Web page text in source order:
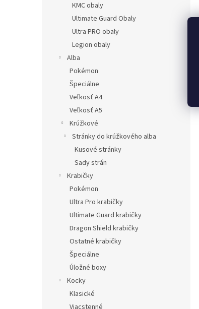
KMC obaly
Ultimate Guard Obaly
Ultra PRO obaly
Legion obaly
Alba
Pokémon
Špeciálne
Veľkosť A4
Veľkosť A5
Krúžkové
Stránky do krúžkového alba
Kusové stránky
Sady strán
Krabičky
Pokémon
Ultra Pro krabičky
Ultimate Guard krabičky
Dragon Shield krabičky
Ostatné krabičky
Špeciálne
Úložné boxy
Kocky
Klasické
Viacstenné